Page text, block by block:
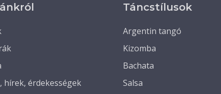
hírek, érdekességek
Táncstílusok
Argentin tangó
Kizomba
Bachata
Salsa